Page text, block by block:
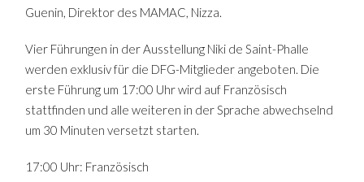
Guenin, Direktor des MAMAC, Nizza.
Vier Führungen in der Ausstellung Niki de Saint-Phalle
werden exklusiv für die DFG-Mitglieder angeboten. Die
erste Führung um 17:00 Uhr wird auf Französisch
stattfinden und alle weiteren in der Sprache abwechselnd
um 30 Minuten versetzt starten.
17:00 Uhr: Französisch